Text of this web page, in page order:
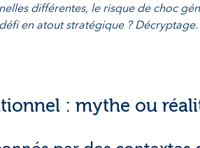
différentes, le risque de choc
en atout stratégique ? Décryptage.
: mythe ou